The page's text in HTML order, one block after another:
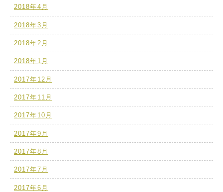
2018年4月
2018年3月
2018年2月
2018年1月
2017年12月
2017年11月
2017年10月
2017年9月
2017年8月
2017年7月
2017年6月